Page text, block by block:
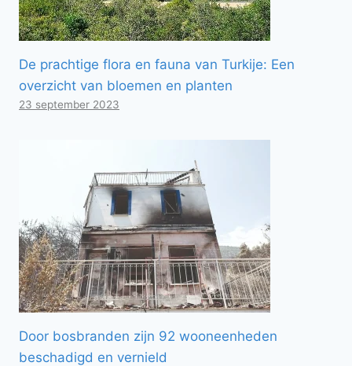
De prachtige flora en fauna van Turkije: Een
overzicht van bloemen en planten
23 september 2023
Door bosbranden zijn 92 wooneenheden
beschadigd en vernield